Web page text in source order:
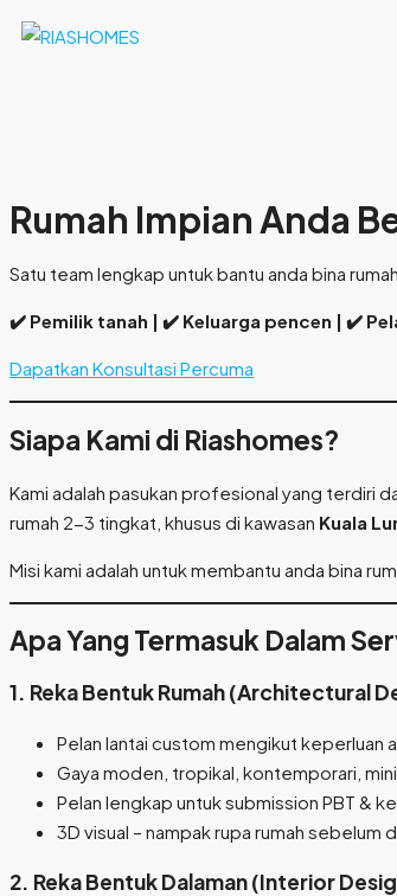
Rumah Impian Anda
Satu team lengkap untuk bantu anda bina
✔️ Pemilik tanah | ✔️ Keluarga pencen | ✔️
Dapatkan Konsultasi Percuma
Siapa Kami di Riashomes?
Kami adalah pasukan profesional yang terdiri
rumah 2-3 tingkat, khusus di kawasan Kuala
Misi kami adalah untuk membantu anda bina
Apa Yang Termasuk Dalam
1. Reka Bentuk Rumah (Architectural
Pelan lantai custom mengikut keperluan
Gaya moden, tropikal, kontemporari,
Pelan lengkap untuk submission PBT &
3D visual – nampak rupa rumah sebelum
2. Reka Bentuk Dalaman (Interior